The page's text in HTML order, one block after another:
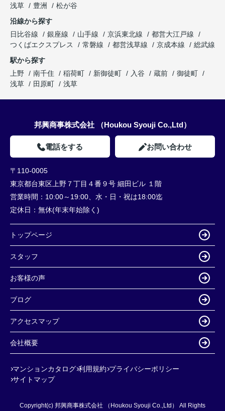
浅草
豊洲
松が谷
沿線から探す
日比谷線
銀座線 山手線 京浜東北線
都営大江戸線
つくばエクスプレス
常磐線 都営浅草線 京成本線
総武線
駅から探す
上野
南千住 稲荷町 新御徒町 入谷 蔵前
御徒町
浅草
田原町 浅草
邦興商事株式会社 （Houkou Syouji Co.,Ltd）
電話をする お問い合わせ
〒110-0005
東京都台東区上野７丁目４番９号 細田ビル １階
営業時間： 10:00～19:00、水・日・祝は18:00迄
定休日： 無休(年末年始除く)
トップページ
スタッフ
お客様の声
ブログ
アクセスマップ
会社概要
マンションカタログ 利用規約 プライバシーポリシー
サイトマップ
Copyright(c) 邦興商事株式会社 （Houkou Syouji Co.,Ltd） All Rights